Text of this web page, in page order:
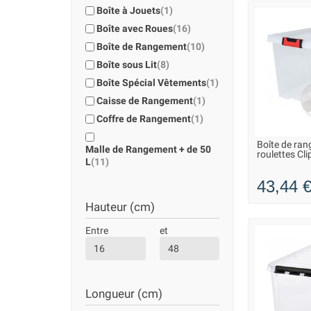
Quelle taille choisir pour ma boîte à roulettes ?
Pour les petits espaces, optez pour un modèle de
Les roulettes sont-elles amovibles ?
Oui, sur certains modèles, les roulettes peuvent être
Ces boîtes conviennent-elles à un usage
Absolument. Lesboîtes à roulettes sont utilisées
Boîte à Jouets(1)
Boîte avec Roues(16)
Boîte de Rangement(10)
Boîte sous Lit(8)
Boîte Spécial Vêtements(1)
Caisse de Rangement(1)
Coffre de Rangement(1)
Malle de Rangement + de 50
L(11)
Hauteur (cm)
Entre et
Longueur (cm)
Boîte de
roulettes
43,44 €